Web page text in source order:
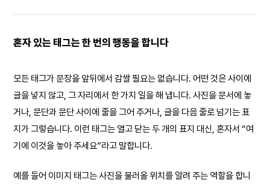
혼자 있는 태그는 한 번의 행동을 합니다
모든 태그가 문장을 앞뒤에서 감쌀 필요는 없습니다. 어떤 것은 사이에
글을 넣지 않고, 그 자리에서 한 가지 일을 해 냅니다. 사진을 문서에 놓
거나, 문단과 문단 사이에 줄을 그어 주거나, 글을 다음 줄로 넘기는 표
지가 그렇습니다. 이런 태그는 열고 닫는 두 개의 표지 대신, 혼자서 “여
기에 이것을 놓아 주세요”라고 말합니다.
예를 들어 이미지 태그는 사진을 불러올 위치를 알려 주는 역할을 합니